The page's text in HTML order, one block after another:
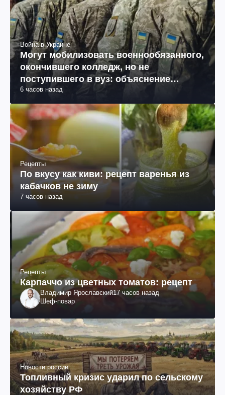
Война в Украине
Могут мобилизовать военнообязанного,
окончившего колледж, но не
поступившего в вуз: объяснение
юриста
6 часов назад
Рецепты
По вкусу как киви: рецепт варенья из
кабачков не зиму
7 часов назад
Рецепты
Карпаччо из цветных томатов: рецепт
Владимир Ярославский17 часов назад
Шеф-повар
Новости россии
Топливный кризис ударил по сельскому
хозяйству РФ